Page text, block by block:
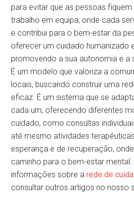
para evitar que as pessoas
trabalho em equipa, onde cada
e contribui para o bem-estar da
oferecer um cuidado humanizado
promovendo a sua autonomia e a
É um modelo que valoriza a
locais, buscando construir uma
eficaz. É um sistema que se
cada um, oferecendo diferentes
cuidado, como consultas
até mesmo atividades
esperança e de recuperação,
caminho para o bem-estar mental.
informações sobre arede de
consultar outros artigos no nosso